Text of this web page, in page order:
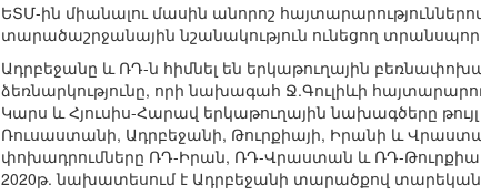
ԵՏՄ-ին միանալու մասին անորոշ
տարածաշրջանային նշանակություն ունեցող
Ադրբեջանը և ՌԴ-ն հիմնել են երկաթուղային
ձեռնարկությունը, որի նախագահ Ջ.Գուլիևի
Կարս և Հյուսիս-Հարավ երկաթուղային նախագծերը
Ռուսաստանի, Ադրբեջանի, Թուրքիայի, Իրանի և
փոխադրումները ՌԴ-Իրան, ՌԴ-Վրաստան և ՌԴ-Թուրքիա
2020թ. նախատեսում է Ադրբեջանի տարածքով տարեկան